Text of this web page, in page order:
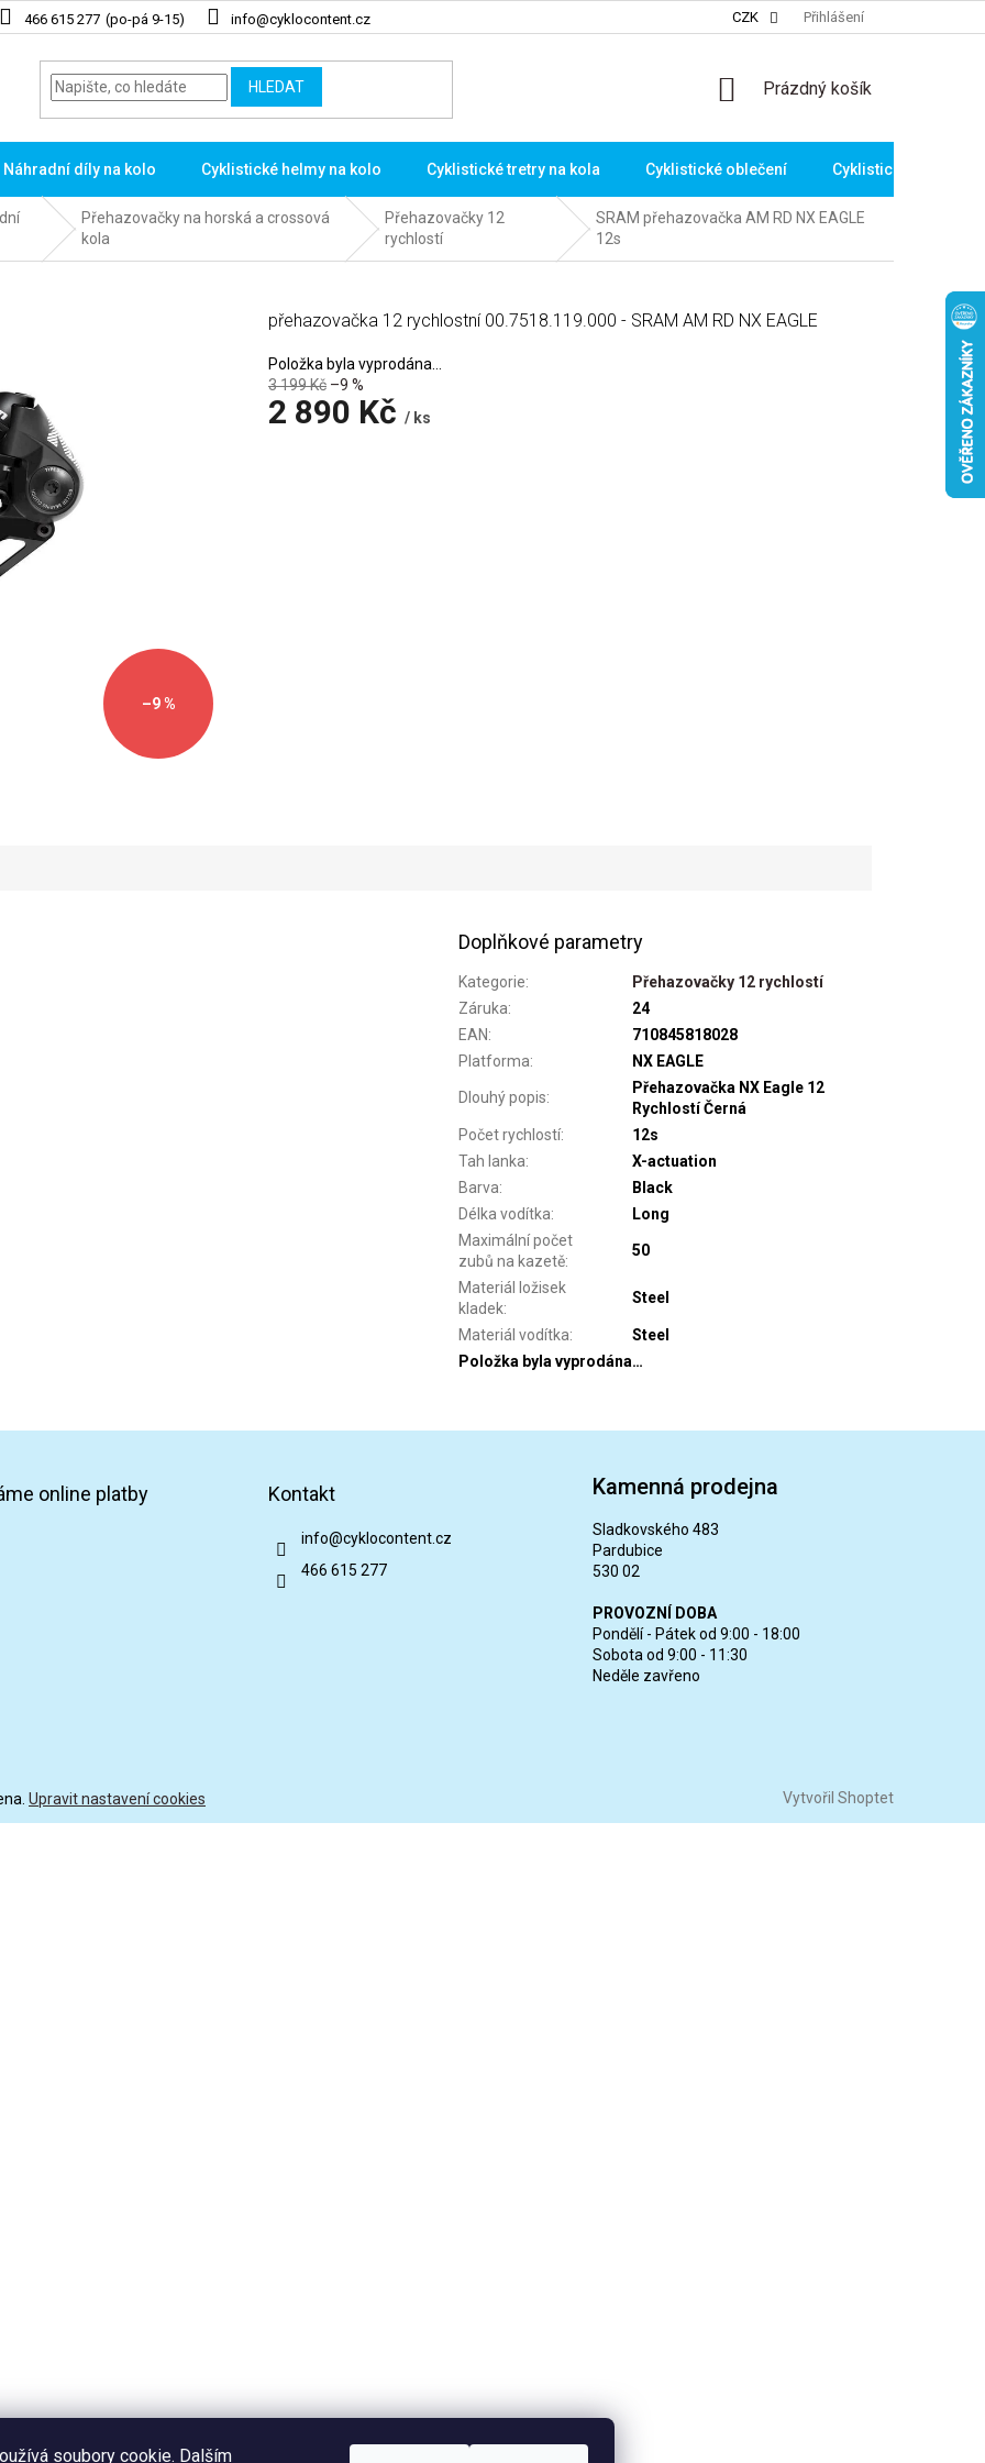
soubory cookie. Dalším
466 615 277 info@cyklocontent.cz CZK Přihlášení
HLEDAT
NÁKUPNÍ
Prázdný košík
Náhradní díly na kolo Cyklistické helmy na kolo Cyklistické tretry na kola Cyklistické oblečení Cyklistické brýle
Přehazovačky na horská a crossová
kola
Přehazovačky 12
rychlostí
SRAM přehazovačka AM RD NX EAGLE
12s
–9 %
3 199 Kč –9 %
2 890 Kč / ks
Položka byla vyprodána…
přehazovačka 12 rychlostní 00.7518.119.000 - SRAM AM RD NX EAGLE
Doplňkové parametry
Kategorie:
Přehazovačky 12 rychlostí
Záruka:
24
EAN:
710845818028
Platforma: NX EAGLE
Dlouhý popis:
Přehazovačka NX Eagle 12
Rychlostí Černá
Počet rychlostí:
12s
Tah lanka:
X-actuation
Barva:
Black
Délka vodítka:
Long
Maximální počet
zubů na kazetě:
50
Materiál ložisek
kladek:
Steel
Materiál vodítka:
Steel
Položka byla vyprodána…
online platby Kontakt
info@cyklocontent.cz
466 615 277
Kamenná prodejna
Sladkovského 483
Pardubice
530 02
PROVOZNÍ DOBA
Pondělí - Pátek od 9:00 - 18:00
Sobota od 9:00 - 11:30
Neděle zavřeno
Vytvořil Shoptet
Upravit nastavení cookies